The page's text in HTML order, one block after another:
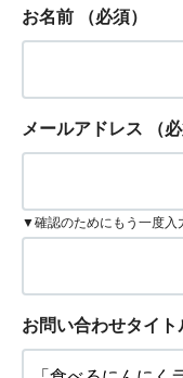
お名前 （必須）
メールアドレス （
▼確認のためにもう一度入
お問い合わせタイト